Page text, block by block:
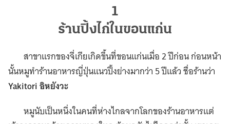
1
ร้านปิ้งไก่ในขอนแก่น
สาขาแรกของจี่เกียเกิดขึ้นที่ขอนแก่นเมื่อ 2 ปีก่อน ก่อนหน้า
นั้นหมูทำร้านอาหารญี่ปุ่นแนวปิ้งย่างมากว่า 5 ปีแล้ว ชื่อร้านว่า
Yakitori อิหยังวะ
หมูนับเป็นหนึ่งในคนที่ห่างไกลจากโลกของร้านอาหารแต่